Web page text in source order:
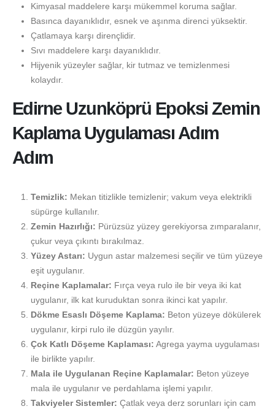
Kimyasal maddelere karşı mükemmel koruma sağlar.
Basınca dayanıklıdır, esnek ve aşınma direnci yüksektir.
Çatlamaya karşı dirençlidir.
Sıvı maddelere karşı dayanıklıdır.
Hijyenik yüzeyler sağlar, kir tutmaz ve temizlenmesi
kolaydır.
Edirne Uzunköprü Epoksi Zemin
Kaplama Uygulaması Adım
Adım
Temizlik: Mekan titizlikle temizlenir; vakum veya elektrikli
süpürge kullanılır.
Zemin Hazırlığı: Pürüzsüz yüzey gerekiyorsa zımparalanır,
çukur veya çıkıntı bırakılmaz.
Yüzey Astarı: Uygun astar malzemesi seçilir ve tüm yüzeye
eşit uygulanır.
Reçine Kaplamalar: Fırça veya rulo ile bir veya iki kat
uygulanır, ilk kat kuruduktan sonra ikinci kat yapılır.
Dökme Esaslı Döşeme Kaplama: Beton yüzeye dökülerek
uygulanır, kirpi rulo ile düzgün yayılır.
Çok Katlı Döşeme Kaplaması: Agrega yayma uygulaması
ile birlikte yapılır.
Mala ile Uygulanan Reçine Kaplamalar: Beton yüzeye
mala ile uygulanır ve perdahlama işlemi yapılır.
Takviyeler Sistemler: Çatlak veya derz sorunları için cam